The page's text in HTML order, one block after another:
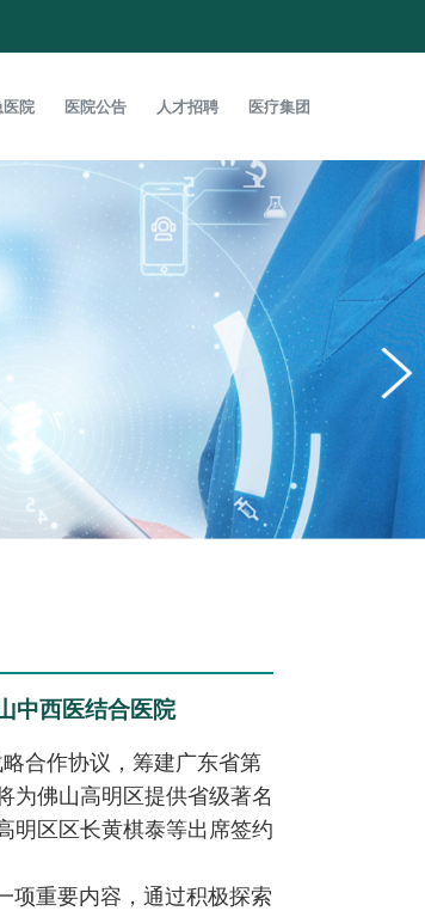
院 医院公告 人才招聘 医疗集团
中西医结合医院
合作协议，筹建广东省第
为佛山高明区提供省级著名
明区区长黄棋泰等出席签约
项重要内容，通过积极探索